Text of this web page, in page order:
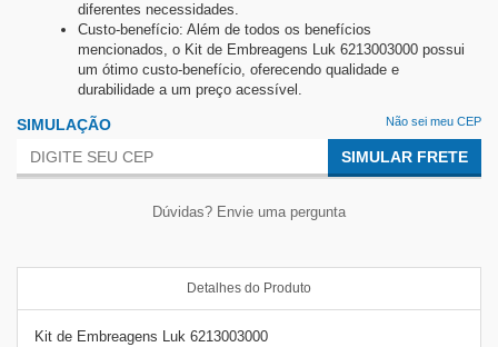
diferentes necessidades.
Custo-benefício: Além de todos os benefícios
mencionados, o Kit de Embreagens Luk 6213003000 possui
um ótimo custo-benefício, oferecendo qualidade e
durabilidade a um preço acessível.
SIMULAÇÃO Não sei meu CEP
SIMULAR FRETE
Dúvidas? Envie uma pergunta
Detalhes do Produto
Kit de Embreagens Luk 6213003000